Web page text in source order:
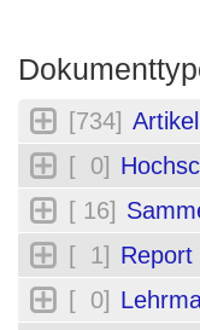
[734]
[ 0]
[ 16]
[ 1] Report
[ 0]